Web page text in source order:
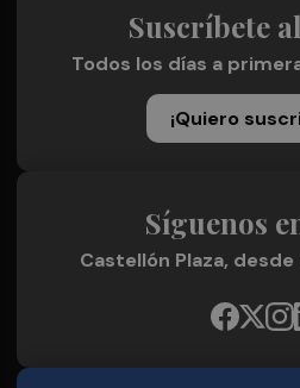
Suscríbete
Todos los días a
¡Quiero
Síguenos
Castellón Plaza,